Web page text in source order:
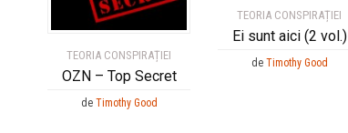
TEORIA CONSPIRAȚIEI
OZN – Top Secret
de Timothy Good
TEORIA CONSPIRAȚIEI
Ei sunt aici (2 vol.)
de Timothy Good